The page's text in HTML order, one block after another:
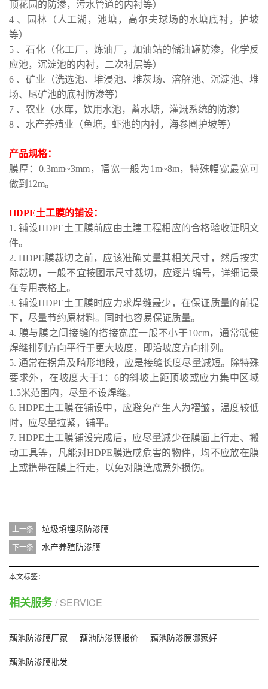
顶花园的防渗，污水管道的内衬等）
4 、园林（人工湖，池塘，高尔夫球场的水塘底衬，护坡
等）
5 、石化（化工厂，炼油厂，加油站的储油罐防渗，化学反
应池，沉淀池的内衬，二次衬层等）
6 、矿业（洗选池、堆浸池、堆灰场、溶解池、沉淀池、堆
场、尾矿池的底衬防渗等）
7 、农业（水库，饮用水池，蓄水塘，灌溉系统的防渗）
8 、水产养殖业（鱼塘，虾池的内衬，海参圈护坡等）
产品规格：
膜厚：0.3mm~3mm，幅宽一般为1m~8m，特殊幅宽最宽可
做到12m。
HDPE土工膜的铺设：
1. 铺设HDPE土工膜前应由土建工程相应的合格验收证明文
件。
2. HDPE膜裁切之前，应该准确丈量其相关尺寸，然后按实
际裁切，一般不宜按图示尺寸裁切，应逐片编号，详细记录
在专用表格上。
3. 铺设HDPE土工膜时应力求焊缝最少，在保证质量的前提
下，尽量节约原材料。同时也容易保证质量。
4. 膜与膜之间接缝的搭接宽度一般不小于10cm，通常就使
焊缝排列方向平行于更大坡度，即沿坡度方向排列。
5. 通常在拐角及畸形地段，应是接缝长度尽量减短。除特殊
要求外，在坡度大于1：6的斜坡上距顶坡或应力集中区域
1.5米范围内，尽量不设焊缝。
6. HDPE土工膜在铺设中，应避免产生人为褶皱，温度较低
时，应尽量拉紧，铺平。
7. HDPE土工膜铺设完成后，应尽量减少在膜面上行走、搬
动工具等，凡能对HDPE膜造成危害的物件，均不应放在膜
上或携带在膜上行走，以免对膜造成意外损伤。
上一条 垃圾填埋场防渗膜
下一条 水产养殖防渗膜
本文标签：
相关服务/ SERVICE
藕池防渗膜厂家 藕池防渗膜报价
藕池防渗膜哪家好
藕池防渗膜批发